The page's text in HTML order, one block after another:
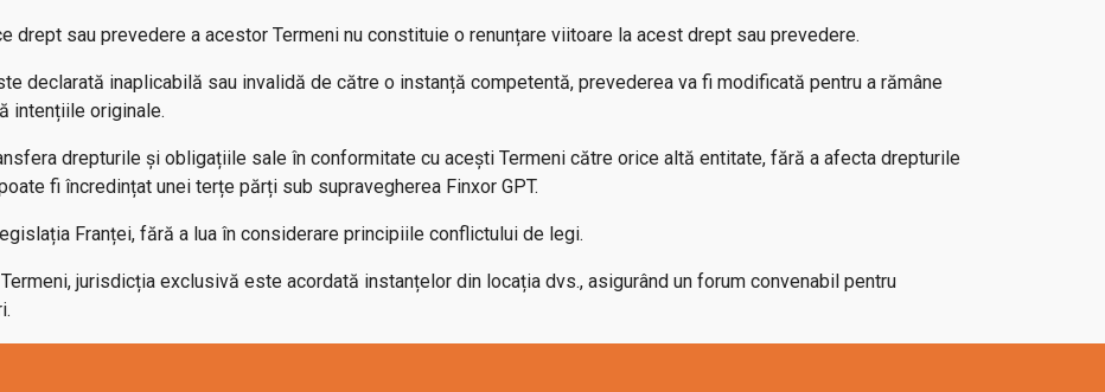
drept sau prevedere a acestor Termeni nu constituie o renunțare viitoare la acest drept sau prevedere.
declarată inaplicabilă sau invalidă de către o instanță competentă, prevederea va fi modificată pentru a rămâne
intențiile originale.
drepturile și obligațiile sale în conformitate cu acești Termeni către orice altă entitate, fără a afecta drepturile
fi încredințat unei terțe părți sub supravegherea Finxor GPT.
Franței, fără a lua în considerare principiile conflictului de legi.
jurisdicția exclusivă este acordată instanțelor din locația dvs., asigurând un forum convenabil pentru